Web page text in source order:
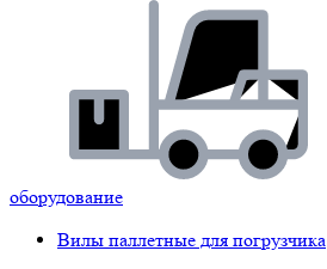
оборудование
Вилы паллетные для погрузчика